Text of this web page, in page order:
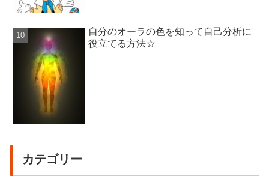
自分のオーラの色を知って自己分析に
役立てる方法☆
カテゴリー